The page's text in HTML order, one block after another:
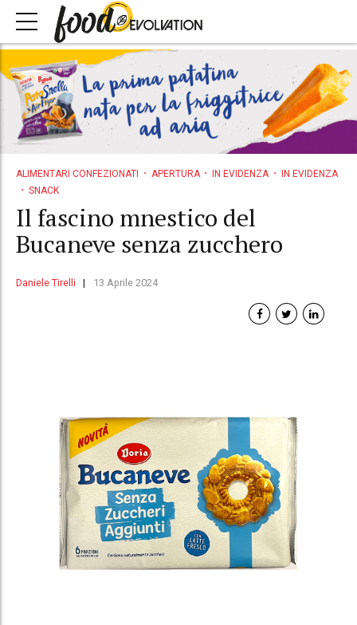
ALIMENTARI CONFEZIONATI APERTURA IN EVIDENZA
IN EVIDENZA
SNACK
Il fascino mnestico del
Bucaneve senza zucchero
Daniele Tirelli 13 Aprile 2024